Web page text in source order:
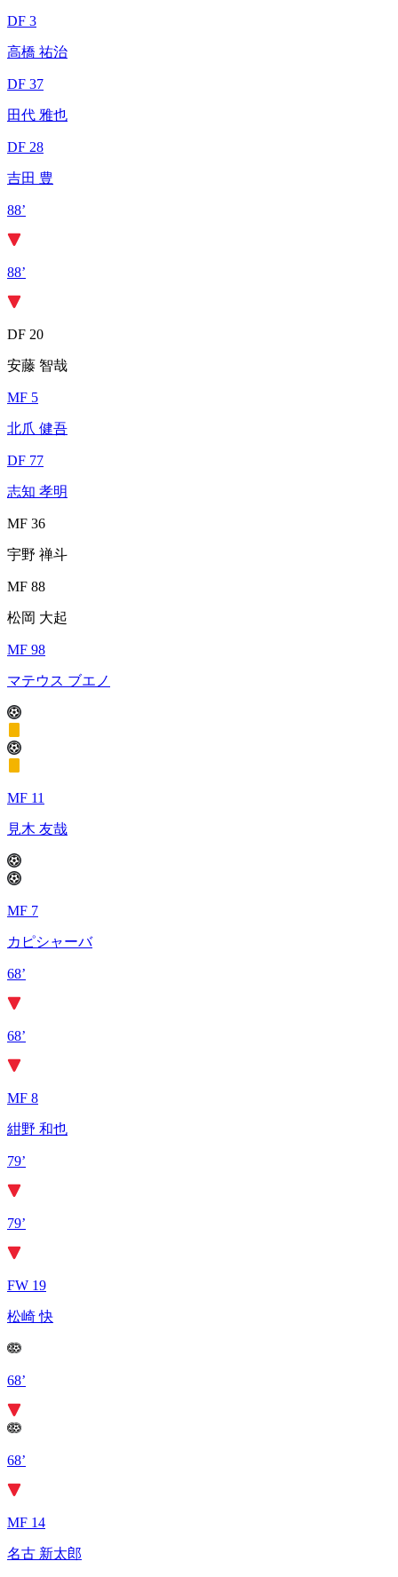
DF 3
高橋 祐治
DF 37
田代 雅也
DF 28
吉田 豊
88’
88’
DF 20
安藤 智哉
MF 5
北爪 健吾
DF 77
志知 孝明
MF 36
宇野 禅斗
MF 88
松岡 大起
MF 98
マテウス ブエノ
MF 11
見木 友哉
MF 7
カピシャーバ
68’
68’
MF 8
紺野 和也
79’
79’
FW 19
松崎 快
68’
68’
MF 14
名古 新太郎